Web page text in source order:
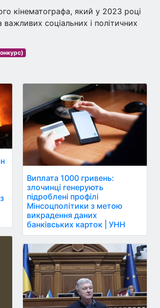
кінематографа, який у 2023 році
соціальних і політичних
Виплата 1000 гривень:
злочинці генерують
підроблені профілі
Мінсоцполітики з метою
викрадення даних
банківських карток | УНН